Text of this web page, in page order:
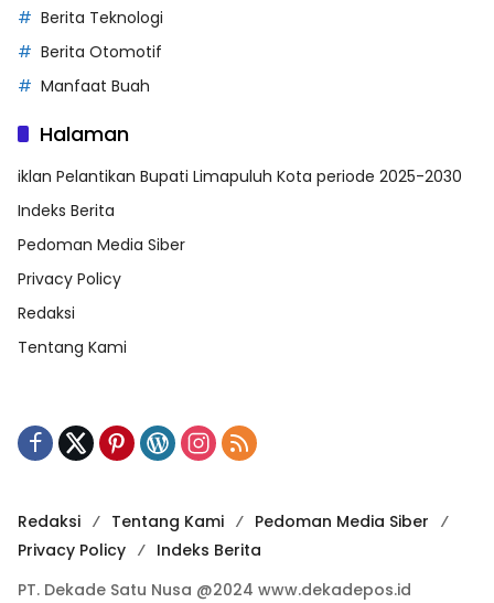
Berita Teknologi
Berita Otomotif
Manfaat Buah
Halaman
iklan Pelantikan Bupati Limapuluh Kota periode 2025-2030
Indeks Berita
Pedoman Media Siber
Privacy Policy
Redaksi
Tentang Kami
Redaksi Tentang Kami
Pedoman Media Siber
Privacy Policy
Indeks Berita
PT. Dekade Satu Nusa @2024 www.dekadepos.id